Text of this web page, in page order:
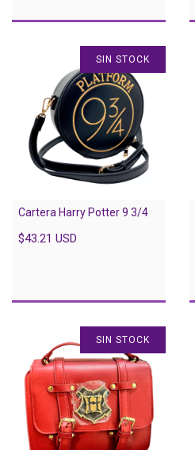
SIN STOCK
Cartera Harry Potter 9 3/4
$43.21 USD
SIN STOCK